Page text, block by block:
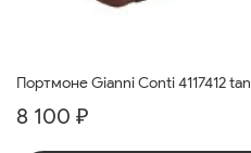
Портмоне Gianni Conti 4117412 tan
8 100 ₽